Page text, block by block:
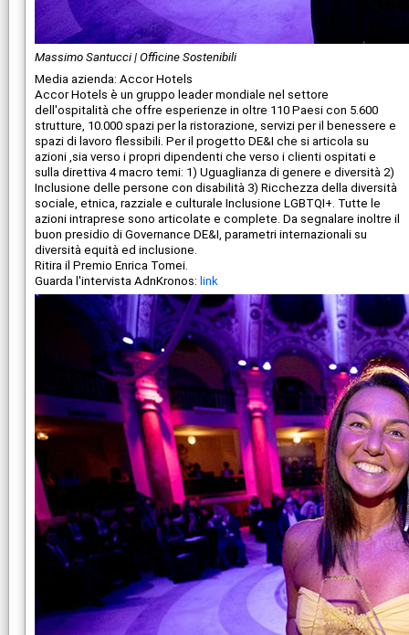
Massimo Santucci | Officine Sostenibili
Media azienda: Accor Hotels
Accor Hotels è un gruppo leader mondiale nel settore
dell'ospitalità che offre esperienze in oltre 110 Paesi con 5.600
strutture, 10.000 spazi per la ristorazione, servizi per il benessere e
spazi di lavoro flessibili. Per il progetto DE&I che si articola su
azioni ,sia verso i propri dipendenti che verso i clienti ospitati e
sulla direttiva 4 macro temi: 1) Uguaglianza di genere e diversità 2)
Inclusione delle persone con disabilità 3) Ricchezza della diversità
sociale, etnica, razziale e culturale Inclusione LGBTQI+. Tutte le
azioni intraprese sono articolate e complete. Da segnalare inoltre il
buon presidio di Governance DE&I, parametri internazionali su
diversità equità ed inclusione.
Ritira il Premio Enrica Tomei.
Guarda l'intervista AdnKronos: link